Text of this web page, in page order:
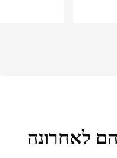
לאחרונה